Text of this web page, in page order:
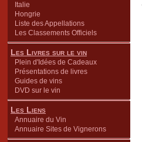
Italie
Hongrie
Liste des Appellations
Les Classements Officiels
Les Livres sur le vin
Plein d'Idées de Cadeaux
Présentations de livres
Guides de vins
DVD sur le vin
Les Liens
Annuaire du Vin
Annuaire Sites de Vignerons